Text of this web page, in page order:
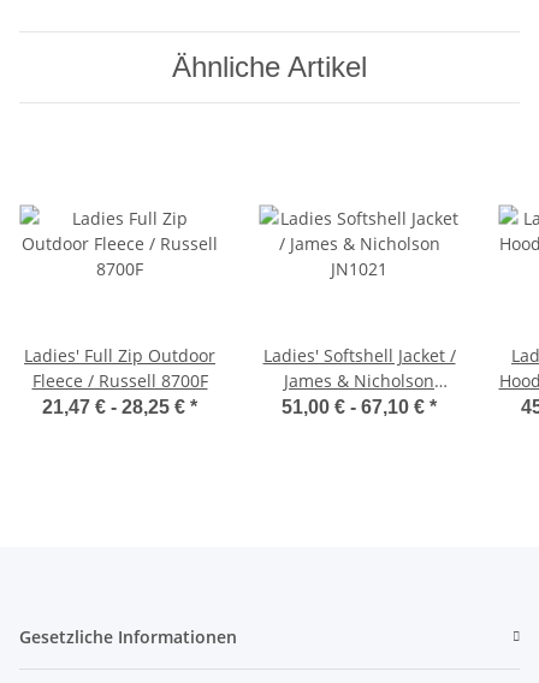
Ähnliche Artikel
Ladies' Full Zip Outdoor
Fleece / Russell 8700F
21,47 € - 28,25 € *
Ladies' Softshell Jacket /
James & Nicholson
JN1021
51,00 € - 67,10 € *
Gesetzliche Informationen